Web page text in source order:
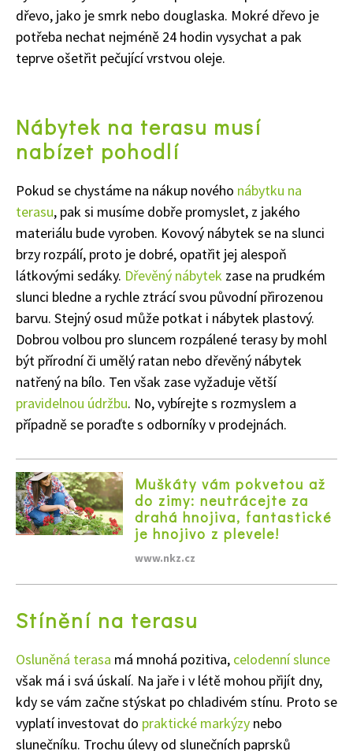
Naše krásná zahrada
dřevo, jako je smrk nebo douglaska. Mokré dřevo je
potřeba nechat nejméně 24 hodin vysychat a pak
teprve ošetřit pečující vrstvou oleje.
Nábytek na terasu musí
nabízet pohodlí
Pokud se chystáme na nákup nového nábytku na
terasu, pak si musíme dobře promyslet, z jakého
materiálu bude vyroben. Kovový nábytek se na slunci
brzy rozpálí, proto je dobré, opatřit jej alespoň
látkovými sedáky. Dřevěný nábytek zase na prudkém
slunci bledne a rychle ztrácí svou původní přirozenou
barvu. Stejný osud může potkat i nábytek plastový.
Dobrou volbou pro sluncem rozpálené terasy by mohl
být přírodní či umělý ratan nebo dřevěný nábytek
natřený na bílo. Ten však zase vyžaduje větší
pravidelnou údržbu. No, vybírejte s rozmyslem a
případně se poraďte s odborníky v prodejnách.
Muškáty vám pokvetou až
do zimy: neutrácejte za
drahá hnojiva, fantastické
je hnojivo z plevele!
www.nkz.cz
Stínění na terasu
Osluněná terasa má mnohá pozitiva, celodenní slunce
však má i svá úskalí. Na jaře i v létě mohou přijít dny,
kdy se vám začne stýskat po chladivém stínu. Proto se
vyplatí investovat do praktické markýzy nebo
slunečníku. Trochu úlevy od slunečních paprsků